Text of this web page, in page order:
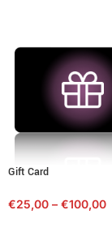
Gift Card
€25,00 – €100,00